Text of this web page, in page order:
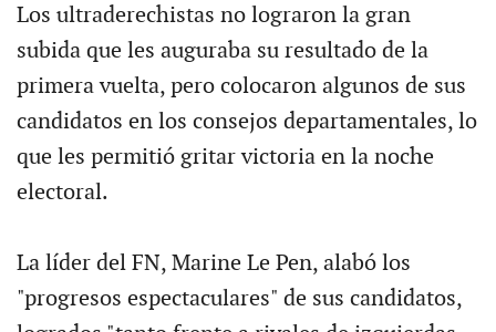
Los ultraderechistas no lograron la gran
subida que les auguraba su resultado de la
primera vuelta, pero colocaron algunos de sus
candidatos en los consejos departamentales, lo
que les permitió gritar victoria en la noche
electoral.
La líder del FN, Marine Le Pen, alabó los
"progresos espectaculares" de sus candidatos,